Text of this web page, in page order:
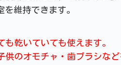
維持できます。
乾いていても使えます。
のオモチャ・歯ブラシなど